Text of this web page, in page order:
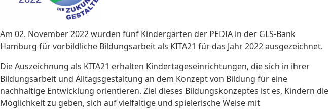
Am 02. November 2022 wurden fünf Kindergärten der PEDIA in der GLS-Bank
Hamburg für vorbildliche Bildungsarbeit als KITA21 für das Jahr 2022 ausgezeichnet.
Die Auszeichnung als KITA21 erhalten Kindertageseinrichtungen, die sich in ihrer
Bildungsarbeit und Alltagsgestaltung an dem Konzept von Bildung für eine
nachhaltige Entwicklung orientieren. Ziel dieses Bildungskonzeptes ist es, Kindern die
Möglichkeit zu geben, sich auf vielfältige und spielerische Weise mit